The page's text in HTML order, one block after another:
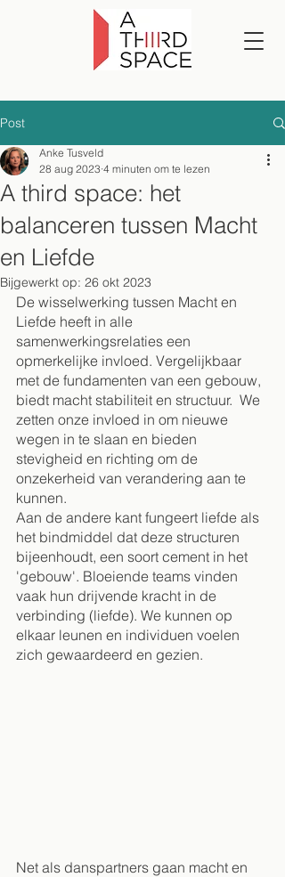
Post
A third space: het
balanceren tussen Macht
en Liefde
Anke Tusveld
28 aug 2023 4 minuten om te lezen
Bijgewerkt op: 26 okt 2023
De wisselwerking tussen Macht en
Liefde heeft in alle
samenwerkingsrelaties een
opmerkelijke invloed. Vergelijkbaar
met de fundamenten van een gebouw,
biedt macht stabiliteit en structuur.  We
zetten onze invloed in om nieuwe
wegen in te slaan en bieden
stevigheid en richting om de
onzekerheid van verandering aan te
kunnen.
Aan de andere kant fungeert liefde als
het bindmiddel dat deze structuren
bijeenhoudt, een soort cement in het
'gebouw'. Bloeiende teams vinden
vaak hun drijvende kracht in de
verbinding (liefde). We kunnen op
elkaar leunen en individuen voelen
zich gewaardeerd en gezien.
Net als danspartners gaan macht en